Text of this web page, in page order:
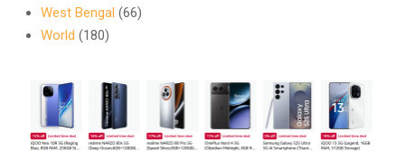
West Bengal (66)
World (180)